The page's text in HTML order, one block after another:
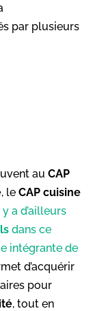
par plusieurs
au CAP
, le CAP cuisine
y a d’ailleurs
dans ce
intégrante de
d’acquérir
pour
, tout en